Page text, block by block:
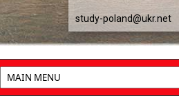
study-poland@ukr.net